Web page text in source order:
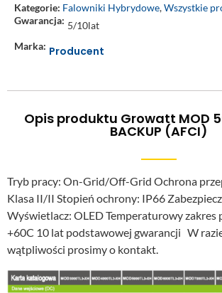
Kategorie: Falowniki Hybrydowe,Wszystkie
Gwarancja: 5/10lat
Marka: Producent
Opis produktu Growatt MOD
BACKUP (AFCI)
Tryb pracy: On-Grid/Off-Grid Ochrona
Klasa II/II Stopień ochrony: IP66
Wyświetlacz: OLED Temperaturowy zakres
+60C 10 lat podstawowej gwarancji W
wątpliwości prosimy o kontakt.